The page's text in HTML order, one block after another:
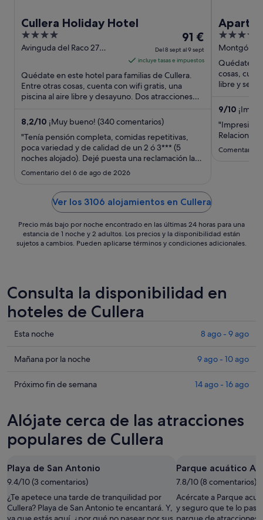
Cullera Holiday Hotel
4
out
5
Avinguda del Raco 27
El
precio
es
de
91 €
por
8
al
91 €
Del 8 sept al 9 sept
incluye tasas e impuestos
Quédate en este hotel para familias de Cullera.
Entre otras cosas, cuenta con wifi gratis, una
piscina al aire libre y desayuno. Dos atracciones
8,2/10 ¡Muy bueno! (340 comentarios)
"Tenía pensión completa, comidas repetitivas,
poca variedad y de calidad de un 2 ó 3*** (5
noches alojado). Dejé puesta una reclamación la
tercera noche por las comidas, no hubo ninguna
intención por parte del hotel en solucionar nada.
La piscina es muy pequeña para el volumen del
hotel. La habitación ..."
Comentario del 6 de ago de 2026
3.5
out
of
5
Montgó, 6
Quédate
cosas,
libre y
9/10
(91
Relacion
Comentario
Ver los 3106 alojamientos en Cullera
Precio más bajo por noche encontrado en las últimas 24 horas para una
estancia de 1 noche y 2 adultos. Los precios y la disponibilidad están
sujetos a cambios. Pueden aplicarse términos y condiciones adicionales.
Consulta la disponibilidad en
hoteles de Cullera
Comprueba
precios
Cullera
noche,
ago
9
ago
Esta noche 8 ago - 9 ago
Comprueba
precios
para
mañana
por
noche,
9
ago
-
Mañana por la noche 9 ago - 10 ago
Comprueba
en
Cullera
para
próximo
fin
de
semana,
Próximo fin de semana 14 ago - 16 ago
Alójate cerca de las atracciones
populares de Cullera
Playa de San Antonio
9.4/10 (3 comentarios)
¿Te apetece una tarde de tranquilidad por
Cullera? Playa de San Antonio te encantará. Y,
Parque acuático
7.8/10 (8 comentarios)
Acércate a Parque
y seguro que te lo